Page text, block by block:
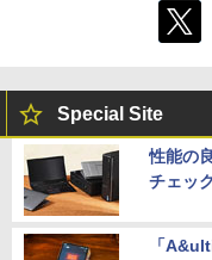
Special Site
性能の
チェッ
「